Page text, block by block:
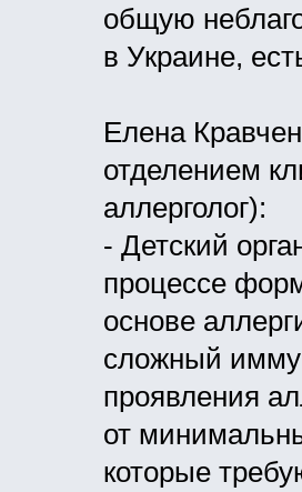
общую
в Украине,
Елена
отделением
аллерголог):
- Детский
процессе
основе
сложный
проявления
от
которые